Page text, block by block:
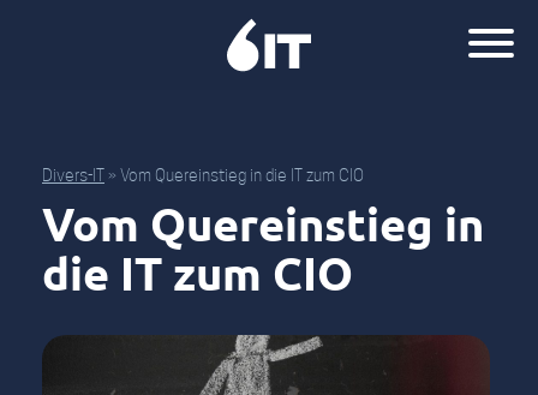
Divers-IT » Vom Quereinstieg in die IT zum CIO
Vom Quereinstieg in
die IT zum CIO